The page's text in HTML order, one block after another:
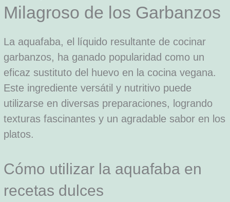
Milagroso de los Garbanzos
La aquafaba, el líquido resultante de cocinar
garbanzos, ha ganado popularidad como un
eficaz sustituto del huevo en la cocina vegana.
Este ingrediente versátil y nutritivo puede
utilizarse en diversas preparaciones, logrando
texturas fascinantes y un agradable sabor en los
platos.
Cómo utilizar la aquafaba en
recetas dulces